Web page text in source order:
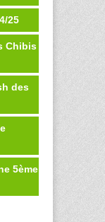
25
Chibis
des
5ème